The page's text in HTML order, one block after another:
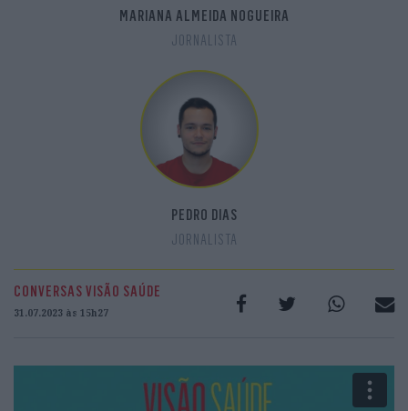
MARIANA ALMEIDA NOGUEIRA
JORNALISTA
PEDRO DIAS
JORNALISTA
CONVERSAS VISÃO SAÚDE
31.07.2023 às 15h27